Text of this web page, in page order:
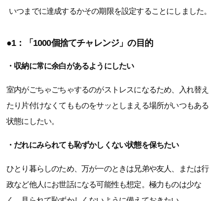
いつまでに達成するかその期限を設定することにしました。
●1：「1000個捨てチャレンジ」の目的
・収納に常に余白があるようにしたい
室内がごちゃごちゃするのがストレスになるため、入れ替え
たり片付けなくてもものをサッとしまえる場所がいつもある
状態にしたい。
・だれにみられても恥ずかしくない状態を保ちたい
ひとり暮らしのため、万が一のときは兄弟や友人、または行
政など他人にお世話になる可能性も想定。極力ものは少な